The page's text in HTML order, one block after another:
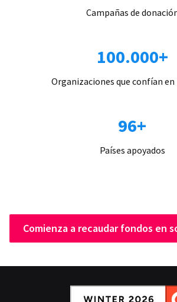
Campañas de
100.000+
Organizaciones que confían
96+
Países apoyados
Comienza a recaudar fondos en